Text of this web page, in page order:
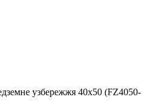
узбережжя 40х50 (FZ4050-